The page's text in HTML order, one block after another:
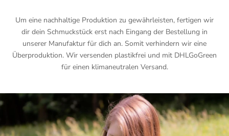
Um eine nachhaltige Produktion zu gewährleisten, fertigen wir
dir dein Schmuckstück erst nach Eingang der Bestellung in
unserer Manufaktur für dich an. Somit verhindern wir eine
Überproduktion. Wir versenden plastikfrei und mit DHLGoGreen
für einen klimaneutralen Versand.